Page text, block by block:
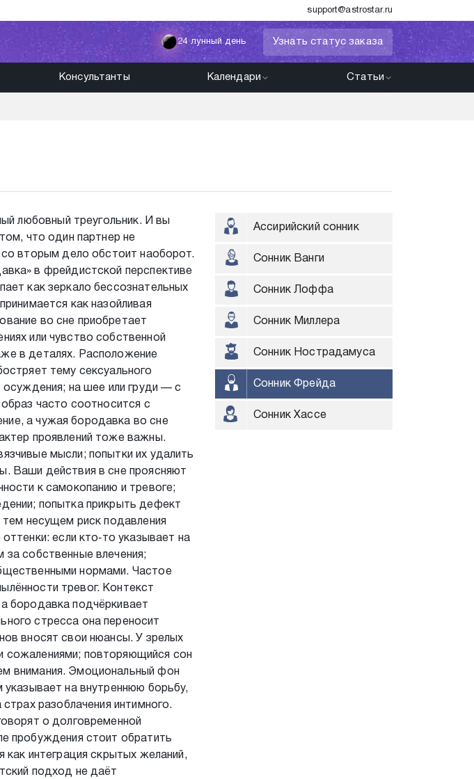
support@astrostar.ru
24 лунный день Узнать статус заказа
Консультанты Календари Статьи
любовный треугольник. И вы
что один партнер не
вторым дело обстоит наоборот.
в фрейдистской перспективе
как зеркало бессознательных
как назойливая
во сне приобретает
или чувство собственной
в деталях. Расположение
тему сексуального
на шее или груди — с
часто соотносится с
а чужая бородавка во сне
проявлений тоже важны.
мысли; попытки их удалить
Ваши действия в сне проясняют
к самокопанию и тревоге;
попытка прикрыть дефект
несущем риск подавления
если кто‑то указывает на
собственные влечения;
нормами. Частое
тревог. Контекст
бородавка подчёркивает
стресса она переносит
вносят свои нюансы. У зрелых
сожалениями; повторяющийся сон
внимания. Эмоциональный фон
на внутреннюю борьбу,
разоблачения интимного.
о долговременной
пробуждения стоит обратить
как интеграция скрытых желаний,
подход не даёт
Ассирийский сонник
Сонник Ванги
Сонник Лоффа
Сонник Миллера
Сонник Нострадамуса
Сонник Фрейда
Сонник Хассе